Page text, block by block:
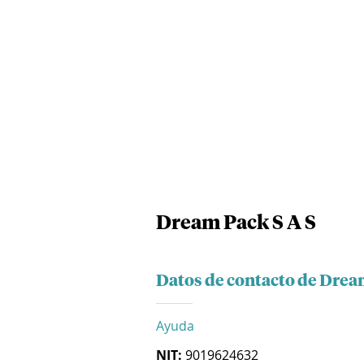
Dream Pack S A S
Datos de contacto de
Ayuda
NIT: 9019624632